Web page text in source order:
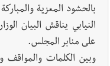
بالحشود المعزية
النيابي يناقش البيان
على منابر المجلس.
وبين الكلمات والمواقف